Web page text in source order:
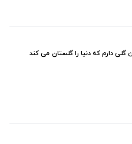
دارم که دنیا را گلستان می کند